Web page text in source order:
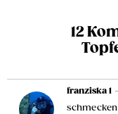
12
franziska 1